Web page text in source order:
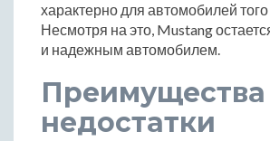
характерно для автомобилей
Несмотря на это, Mustang
и надежным автомобилем.
Преимущества
недостатки